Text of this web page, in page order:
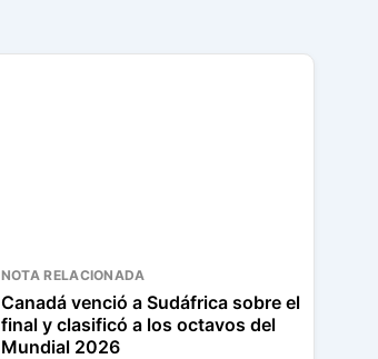
NOTA RELACIONADA
Canadá venció a Sudáfrica sobre el
final y clasificó a los octavos del
Mundial 2026